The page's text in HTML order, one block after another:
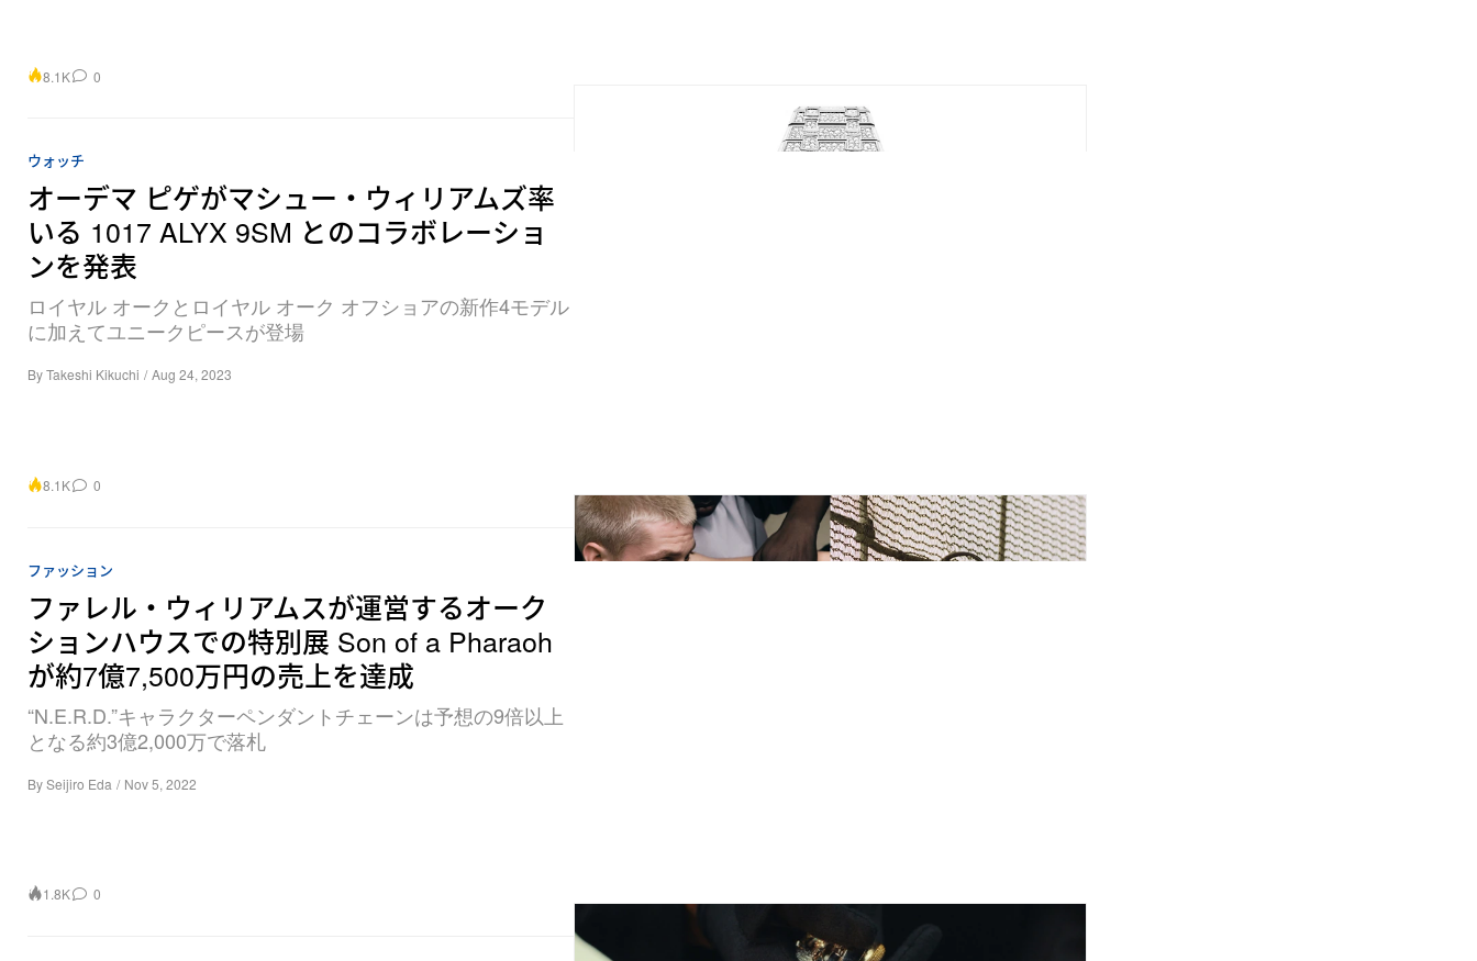
8.1K 0
ウォッチ
オーデマ ピゲがマシュー・ウィリアムズ率
いる 1017 ALYX 9SM とのコラボレーショ
ンを発表
ロイヤル オークとロイヤル オーク オフショアの新作4モデル
に加えてユニークピースが登場
ByTakeshi Kikuchi / Aug 24, 2023
8.1K 0
ファッション
ファレル・ウィリアムスが運営するオーク
ションハウスでの特別展 Son of a Pharaoh
が約7億7,500万円の売上を達成
“N.E.R.D.”キャラクターペンダントチェーンは予想の9倍以上
となる約3億2,000万で落札
BySeijiro Eda / Nov 5, 2022
1.8K 0